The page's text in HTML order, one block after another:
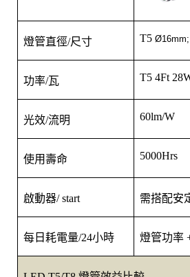
燈管直徑/尺寸 T5 Ø16mm;
功率/瓦 T5 4Ft
光效/流明 60lm/W
使用壽命 5000Hrs
啟動器/ start 需搭配安
每日耗電量/24小時 燈管功率